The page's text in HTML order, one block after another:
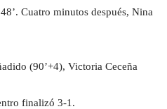
Cuatro minutos después, Nina
(90’+4), Victoria Ceceña
finalizó 3-1.